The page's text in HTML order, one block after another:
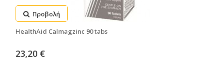
Προβολή
HealthAid Calmagzinc 90 tabs
23,20 €